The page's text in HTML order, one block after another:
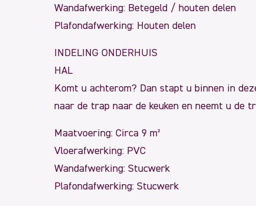
Wandafwerking: Betegeld / houten delen
Plafondafwerking: Houten delen
INDELING ONDERHUIS
HAL
Komt u achterom? Dan stapt u binnen in
naar de trap naar de keuken en neemt u de
Maatvoering: Circa 9 m²
Vloerafwerking: PVC
Wandafwerking: Stucwerk
Plafondafwerking: Stucwerk